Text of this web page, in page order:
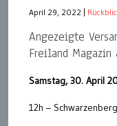
April 29, 2022
Angezeigte
Freiland Magazin
Samstag, 30. April
12h –